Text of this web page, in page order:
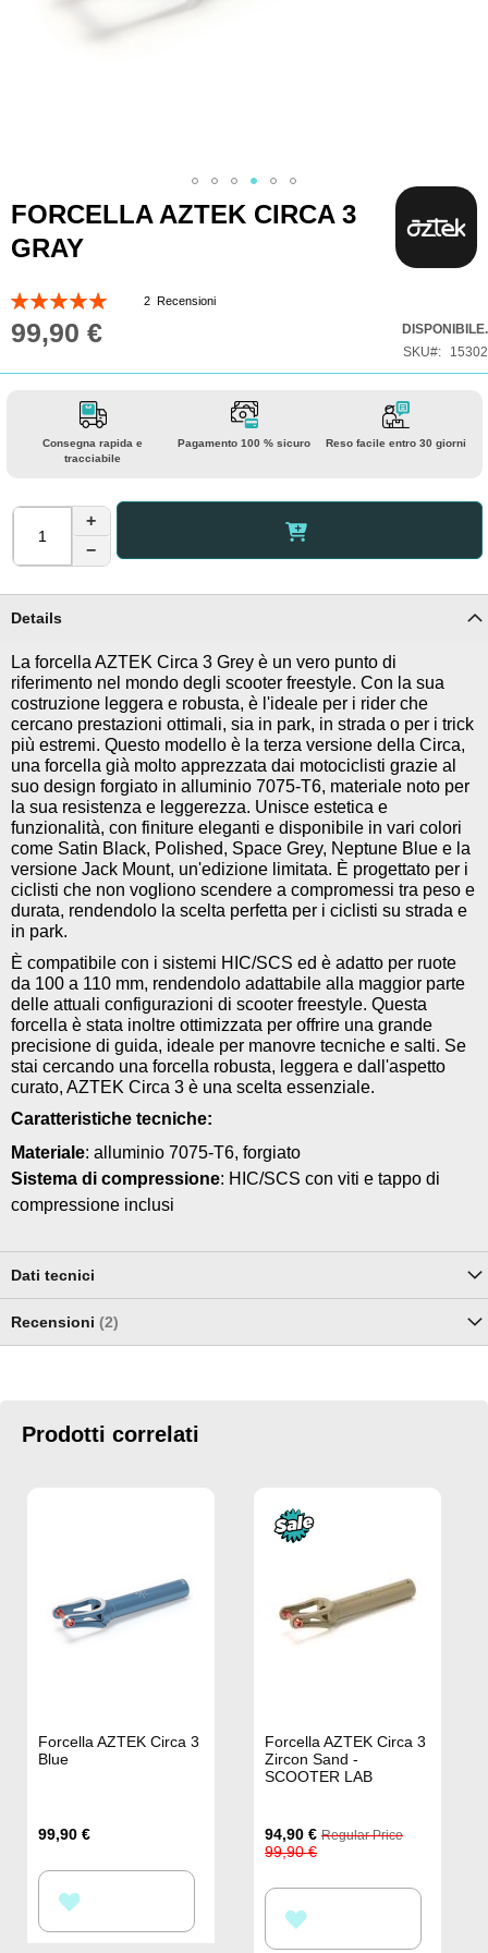
Vai
all'inizio
della
immagini
FORCELLA AZTEK CIRCA 3
GRAY
Valutazione:
100
% of 100
2 Recensioni
99,90 €
DISPONIBILE.
SKU
15302
Consegna rapida e
tracciabile
Pagamento 100 % sicuro Reso facile entro 30 giorni
+
−
Details
La forcella AZTEK Circa 3 Grey è un vero punto di
riferimento nel mondo degli scooter freestyle. Con la sua
costruzione leggera e robusta, è l'ideale per i rider che
cercano prestazioni ottimali, sia in park, in strada o per i trick
più estremi. Questo modello è la terza versione della Circa,
una forcella già molto apprezzata dai motociclisti grazie al
suo design forgiato in alluminio 7075-T6, materiale noto per
la sua resistenza e leggerezza. Unisce estetica e
funzionalità, con finiture eleganti e disponibile in vari colori
come Satin Black, Polished, Space Grey, Neptune Blue e la
versione Jack Mount, un'edizione limitata. È progettato per i
ciclisti che non vogliono scendere a compromessi tra peso e
durata, rendendolo la scelta perfetta per i ciclisti su strada e
in park.
È compatibile con i sistemi HIC/SCS ed è adatto per ruote
da 100 a 110 mm, rendendolo adattabile alla maggior parte
delle attuali configurazioni di scooter freestyle. Questa
forcella è stata inoltre ottimizzata per offrire una grande
precisione di guida, ideale per manovre tecniche e salti. Se
stai cercando una forcella robusta, leggera e dall'aspetto
curato, AZTEK Circa 3 è una scelta essenziale.
Caratteristiche tecniche:
Materiale: alluminio 7075-T6, forgiato
Sistema di compressione: HIC/SCS con viti e tappo di
compressione inclusi
Dati tecnici
Recensioni 2
Prodotti correlati
Forcella AZTEK Circa 3
Blue
99,90 €
ALLA
Forcella AZTEK Circa 3
Zircon Sand -
SCOOTER LAB
Special
Price
94,90 € Regular Price
99,90 €